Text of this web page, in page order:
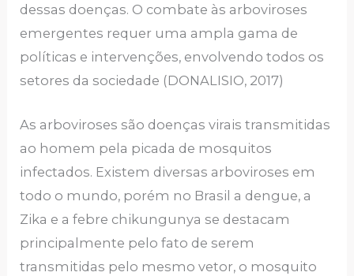
dessas doenças. O combate às arboviroses
emergentes requer uma ampla gama de
políticas e intervenções, envolvendo todos os
setores da sociedade (DONALISIO, 2017)
As arboviroses são doenças virais transmitidas
ao homem pela picada de mosquitos
infectados. Existem diversas arboviroses em
todo o mundo, porém no Brasil a dengue, a
Zika e a febre chikungunya se destacam
principalmente pelo fato de serem
transmitidas pelo mesmo vetor, o mosquito